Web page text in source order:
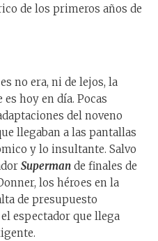
de los primeros años de
no era, ni de lejos, la
hoy en día. Pocas
del noveno
llegaban a las pantallas
y lo insultante. Salvo
Superman de finales de
los héroes en la
de presupuesto
espectador que llega